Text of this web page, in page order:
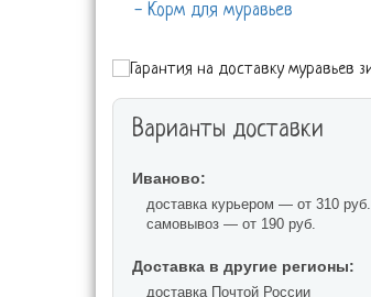
- Корм для муравьев
Варианты доставки
Иваново:
доставка курьером — от 310 руб.
самовывоз — от 190 руб.
Доставка в другие регионы:
доставка Почтой России